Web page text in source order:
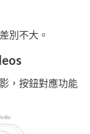
別不大。
，按鈕對應功能